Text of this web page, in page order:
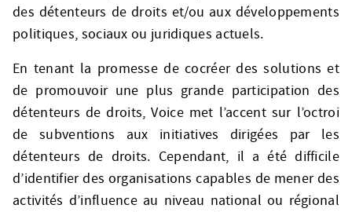
des détenteurs de droits et/ou aux développements
politiques, sociaux ou juridiques actuels.
En tenant la promesse de cocréer des solutions et
de promouvoir une plus grande participation des
détenteurs de droits, Voice met l’accent sur l’octroi
de subventions aux initiatives dirigées par les
détenteurs de droits. Cependant, il a été difficile
d’identifier des organisations capables de mener des
activités d’influence au niveau national ou régional